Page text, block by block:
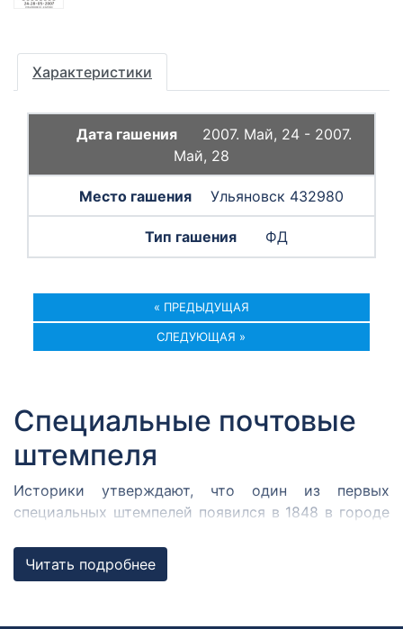
Характеристики
2007. Май, 24 - 2007.
Май, 28
Ульяновск 432980
ФД
« ПРЕДЫДУЩАЯ
СЛЕДУЮЩАЯ »
Специальные почтовые
штемпеля
Историки утверждают, что один из первых
специальных штемпелей появился в 1848 в городе
собрался Кромержижский парламент.
Парламентарии решили отметить его работу
Читать подробнее